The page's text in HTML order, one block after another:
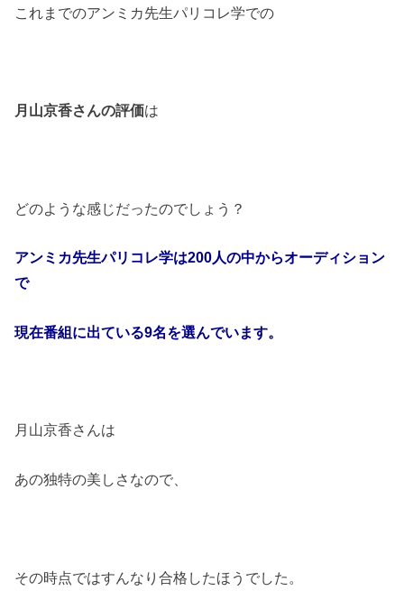
これまでのアンミカ先生パリコレ学での
月山京香さんの評価は
どのような感じだったのでしょう？
アンミカ先生パリコレ学は200人の中からオーディション
で
現在番組に出ている9名を選んでいます。
月山京香さんは
あの独特の美しさなので、
その時点ではすんなり合格したほうでした。